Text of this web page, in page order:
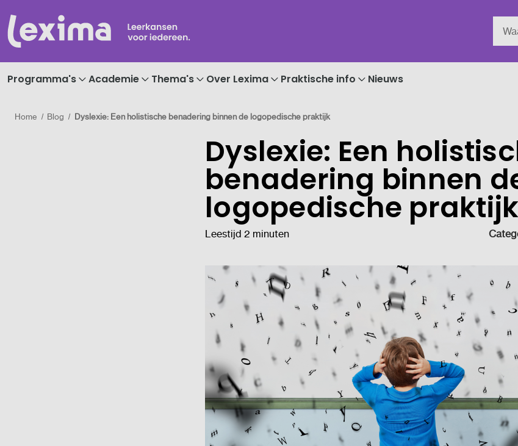
Programma's Academie Thema's Over Lexima Praktische info Nieuws
Home Blog Dyslexie: Een holistische benadering binnen de logopedische praktijk
Dyslexie: Een
benadering binnen
logopedische praktijk
Leestijd 2 minuten